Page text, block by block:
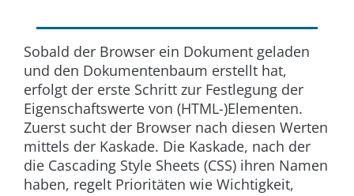
Sobald der Browser ein Dokument geladen
und den Dokumentenbaum erstellt hat,
erfolgt der erste Schritt zur Festlegung der
Eigenschaftswerte von (HTML-)Elementen.
Zuerst sucht der Browser nach diesen Werten
mittels der Kaskade. Die Kaskade, nach der
die Cascading Style Sheets (CSS) ihren Namen
haben, regelt Prioritäten wie Wichtigkeit,